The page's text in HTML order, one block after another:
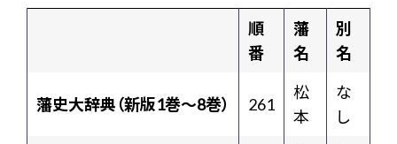
順
番
藩
名
別
名
藩史大辞典（新版1巻〜8巻） 261
松
本
な
し